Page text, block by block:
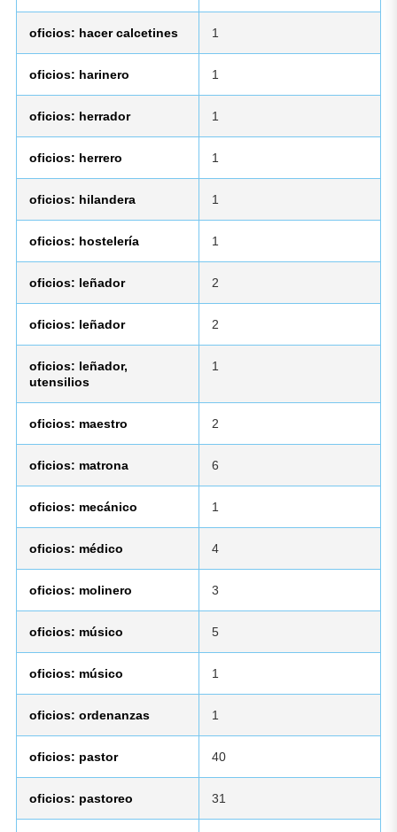
oficios: hacer calcetines 1
oficios: harinero 1
oficios: herrador 1
oficios: herrero 1
oficios: hilandera 1
oficios: hostelería 1
oficios: leñador 2
oficios: leñador 2
oficios: leñador,
utensilios
1
oficios: maestro 2
oficios: matrona 6
oficios: mecánico 1
oficios: médico 4
oficios: molinero 3
oficios: músico 5
oficios: músico 1
oficios: ordenanzas 1
oficios: pastor 40
oficios: pastoreo 31